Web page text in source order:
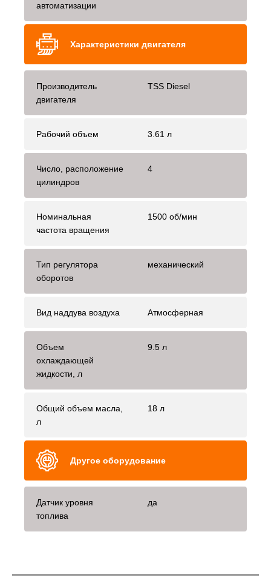
автоматизации
Характеристики двигателя
Производитель
двигателя
TSS Diesel
Рабочий объем 3.61 л
Число, расположение
цилиндров
4
Номинальная
частота вращения
1500 об/мин
Тип регулятора
оборотов
механический
Вид наддува воздуха Атмосферная
Объем
охлаждающей
жидкости, л
9.5 л
Общий объем масла,
л
18 л
Другое оборудование
Датчик уровня
топлива
да